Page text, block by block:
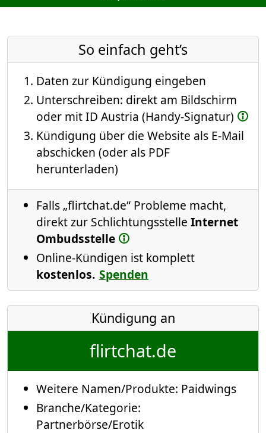
So einfach geht’s
Daten zur Kündigung eingeben
Unterschreiben: direkt am Bildschirm
oder mit ID Austria (Handy-Signatur)
Kündigung über die Website als E-Mail
abschicken (oder als PDF
herunterladen)
Falls „flirtchat.de“ Probleme macht,
direkt zur Schlichtungsstelle Internet
Ombudsstelle
Online-Kündigen ist komplett
kostenlos. Spenden
Kündigung an
flirtchat.de
Weitere Namen/Produkte: Paidwings
Branche/Kategorie:
Partnerbörse/Erotik